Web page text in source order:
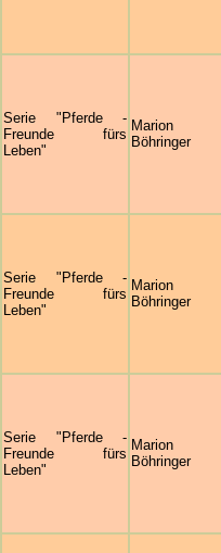
Serie "Pferde -
Freunde fürs
Leben"
Marion
Böhringer
Serie "Pferde -
Freunde fürs
Leben"
Marion
Böhringer
Serie "Pferde -
Freunde fürs
Leben"
Marion
Böhringer